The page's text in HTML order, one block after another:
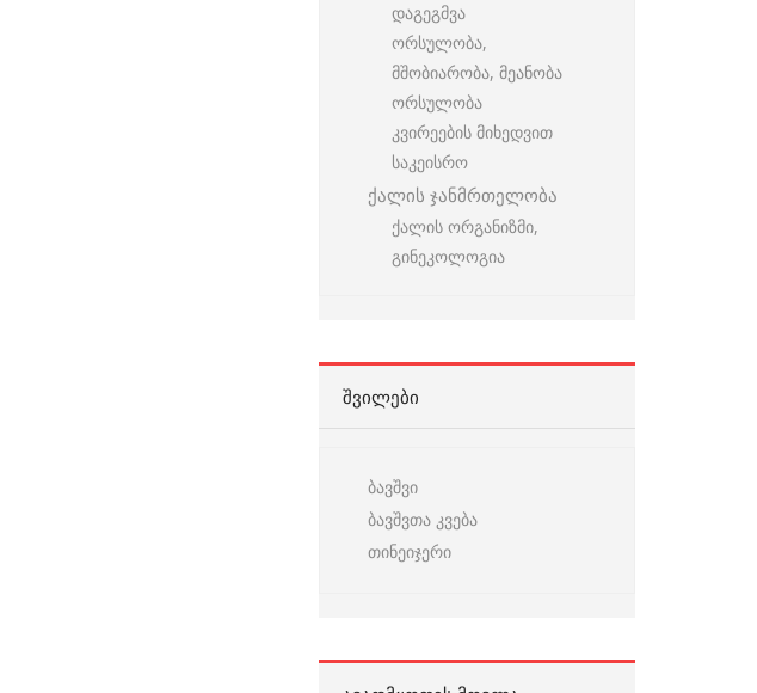
დაგეგმვა
ორსულობა,
მშობიარობა, მეანობა
ორსულობა
კვირეების მიხედვით
საკეისრო
ქალის ჯანმრთელობა
ქალის ორგანიზმი,
გინეკოლოგია
ᲨᲕᲘᲚᲔᲑᲘ
ბავშვი
ბავშვთა კვება
თინეიჯერი